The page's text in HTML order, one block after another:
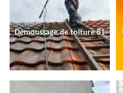
Démoussage de toiture 81